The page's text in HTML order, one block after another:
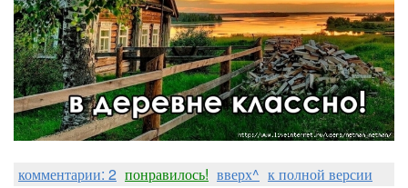
комментарии: 2 понравилось! вверх^ к полной версии